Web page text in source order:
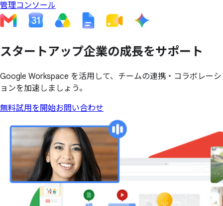
管理コンソール
スタートアップ企業の成長をサポート
Google Workspace を活用して、チームの連携・コラボレーシ
ョンを加速しましょう。
無料試用を開始お問い合わせ